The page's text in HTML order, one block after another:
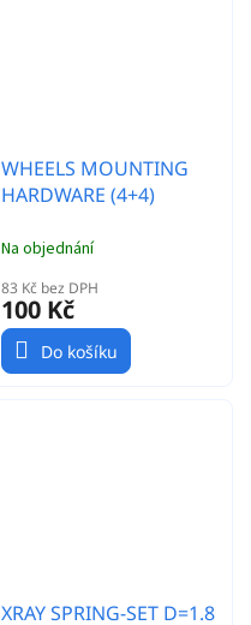
WHEELS MOUNTING
HARDWARE (4+4)
Na objednání
83 Kč bez DPH
100 Kč
Do košíku
XRAY SPRING-SET D=1.8